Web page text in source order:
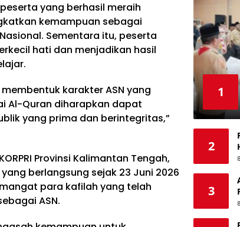
yang berhasil meraih
kemampuan sebagai
Sementara itu, peserta
hati dan menjadikan hasil
karakter ASN yang
Al-Quran diharapkan dapat
yang prima dan berintegritas,”
Provinsi Kalimantan Tengah,
berlangsung sejak 23 Juni 2026
para kafilah yang telah
ASN.
1
2
3